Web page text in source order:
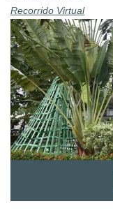
Recorrido Virtual